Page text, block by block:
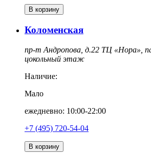
В корзину
Коломенская
пр-т Андропова, д.22 ТЦ «Нора»,
цокольный этаж
Наличие:
Мало
ежедневно: 10:00-22:00
‎+7 (495) 720-54-04
В корзину